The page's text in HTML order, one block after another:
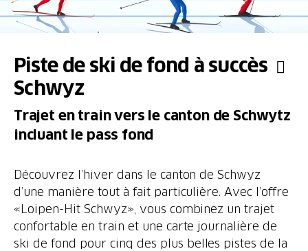
Piste de ski de fond à succès
Schwyz
Trajet en train vers le canton de Schwytz
incluant le pass fond
Découvrez l’hiver dans le canton de Schwyz
d’une manière tout à fait particulière. Avec l’offre
«Loipen-Hit Schwyz», vous combinez un trajet
confortable en train et une carte journalière de
ski de fond pour cinq des plus belles pistes de la